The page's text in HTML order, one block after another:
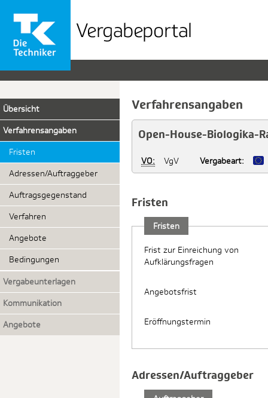
Vergabeportal
der
TK
Übersicht
Verfahrensangaben
Fristen
Adressen/Auftraggeber
Auftragsgegenstand
Verfahren
Angebote
Bedingungen
Vergabeunterlagen
Kommunikation
Angebote
Verfahrensangaben
Open-House-Biologika-
VO: VgV Vergabeart:
Fristen
Fristen
Frist zur Einreichung von
Aufklärungsfragen
Angebotsfrist
Eröffnungstermin
Adressen/Auftraggeber